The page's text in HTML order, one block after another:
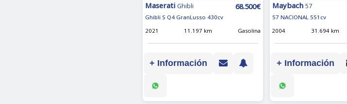
Maserati Ghibli 68.500€
Ghibli S Q4 GranLusso 430cv
2021
11.197 km Gasolina
+ Información
Maybach 57
57 NACIONAL 551cv
2004
31.694 km
+ Información